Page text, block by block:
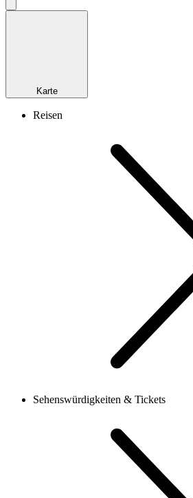
Karte
Reisen
Sehenswürdigkeiten & Tickets